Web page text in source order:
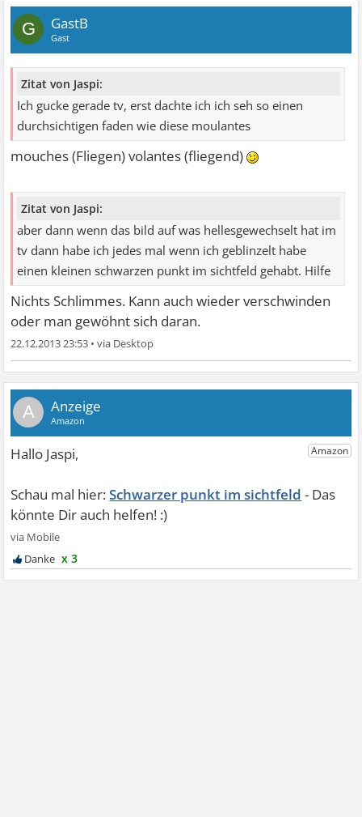
G GastB
Gast
Zitat von Jaspi:
Ich gucke gerade tv, erst dachte ich ich seh so einen
durchsichtigen faden wie diese moulantes
mouches (Fliegen) volantes (fliegend)
Zitat von Jaspi:
aber dann wenn das bild auf was hellesgewechselt hat im
tv dann habe ich jedes mal wenn ich geblinzelt habe
einen kleinen schwarzen punkt im sichtfeld gehabt. Hilfe
Nichts Schlimmes. Kann auch wieder verschwinden
oder man gewöhnt sich daran.
22.12.2013 23:53 •
A
Schwarzer punkt im sichtfeld
x 3